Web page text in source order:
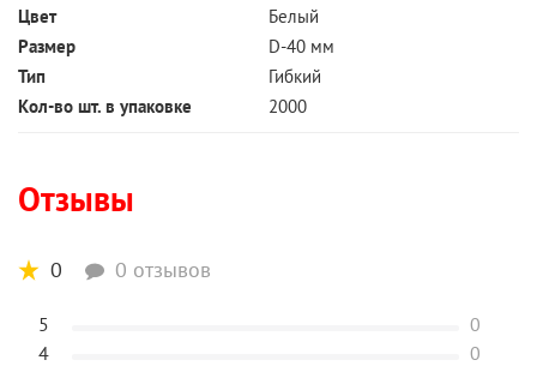
Цвет
Белый
Размер
D-40 мм
Тип
Гибкий
Кол-во шт. в упаковке
2000
Отзывы
0 0 отзывов
5
0
4
0